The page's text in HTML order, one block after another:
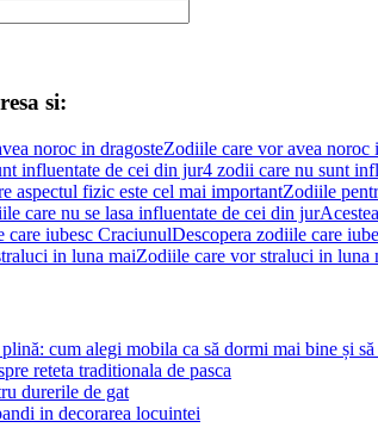
si:
Zodiile care vor avea noroc
4 zodii care nu sunt
Zodiile
Descopera zodiile care
Zodiile care vor straluci in luna
cum alegi mobila ca să dormi mai bine și
reteta traditionala de pasca
durerile de gat
in decorarea locuintei